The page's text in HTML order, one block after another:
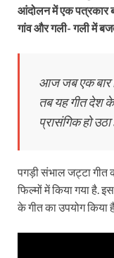
आंदोलन में एक पत्रकार
गांव और गली- गली में
आज जब एक बार
तब यह गीत देश
प्रासंगिक हो उठा
पगड़ी संभाल जट्टा गीत
फिल्मों में किया गया है.
के गीत का उपयोग किया